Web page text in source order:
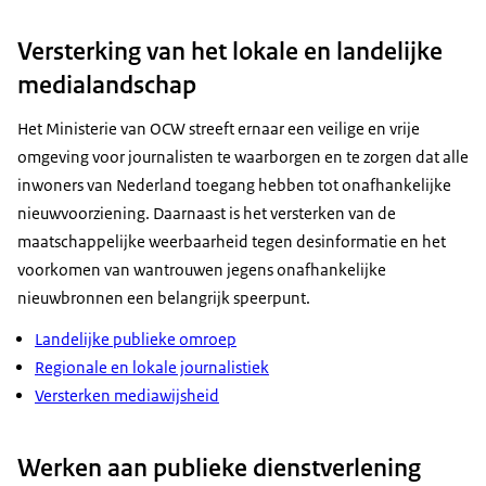
Versterking van het lokale en landelijke
medialandschap
Het Ministerie van OCW streeft ernaar een veilige en vrije
omgeving voor journalisten te waarborgen en te zorgen dat alle
inwoners van Nederland toegang hebben tot onafhankelijke
nieuwvoorziening. Daarnaast is het versterken van de
maatschappelijke weerbaarheid tegen desinformatie en het
voorkomen van wantrouwen jegens onafhankelijke
nieuwbronnen een belangrijk speerpunt.
Landelijke publieke omroep
Regionale en lokale journalistiek
Versterken mediawijsheid
Werken aan publieke dienstverlening